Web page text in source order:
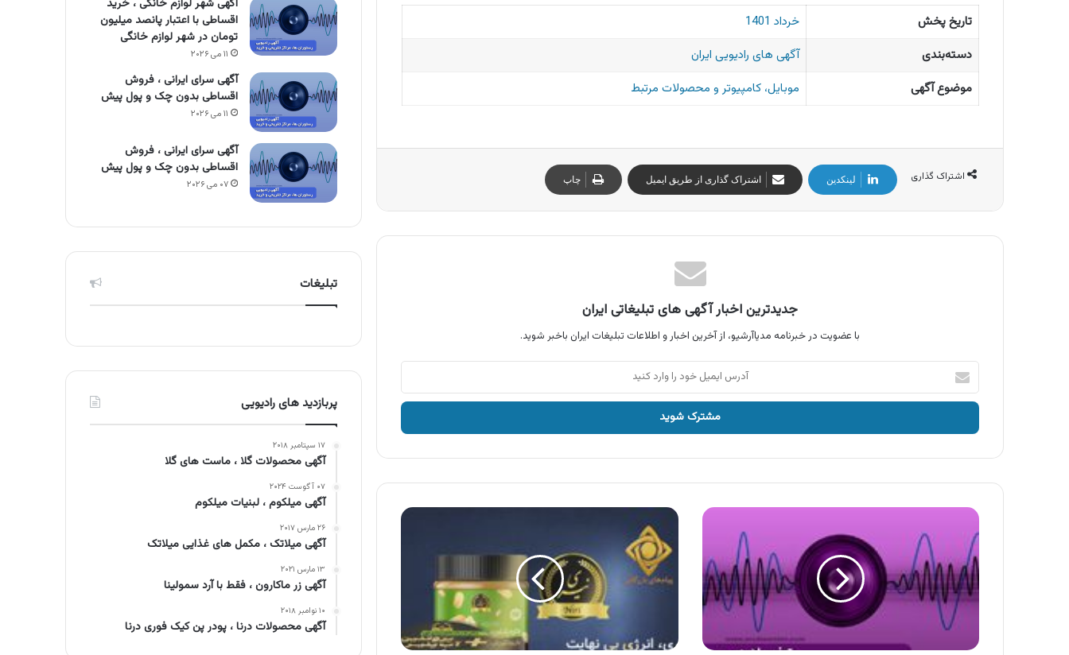
تاریخ پخش
خرداد 1401
دسته‌بندی
آگهی های رادیویی ایران
موضوع آگهی
موبایل، کامپیوتر و محصولات مرتبط
اشتراک گذاری لینکدین اشتراک گذاری از طریق ایمیل چاپ
جدیدترین اخبار آگهی های تبلیغاتی ایران
با عضویت در خبرنامه مدیاآرشیو، از آخرین اخبار و اطلاعات تبلیغات ایران باخبر شوید.
آدرس
ایمیل
خود
وارد
آگهی
دلپذیر
،
سس
هزار
جزیره
دلپذیر
آگهی
محصولات
نیری
کره
آگهی شهر لوازم خانگی ، خرید
اقساطی با اعتبار پانصد میلیون
تومان در شهر لوازم خانگی
۱۱ می ۲۰۲۶
آگهی سرای ایرانی ، فروش
اقساطی بدون چک و پول پیش
۱۱ می ۲۰۲۶
آگهی سرای ایرانی ، فروش
اقساطی بدون چک و پول پیش
۰۷ می ۲۰۲۶
تبلیغات
پربازدید های رادیویی
۱۷ سپتامبر ۲۰۱۸
آگهی محصولات گلا ، ماست های گلا
۰۷ آگوست ۲۰۲۴
آگهی میلکوم ، لبنیات میلکوم
۲۶ مارس ۲۰۱۷
آگهی میلاتک ، مکمل های غذایی میلاتک
۱۳ مارس ۲۰۲۱
آگهی زر ماکارون ، فقط با آرد سمولینا
۱۰ نوامبر ۲۰۱۸
آگهی محصولات درنا ، پودر پن کیک فوری درنا